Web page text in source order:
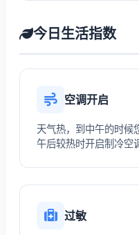
今日生活指数
空调开启
天气热，到中午的时候
午后较热时开启制冷空
过敏